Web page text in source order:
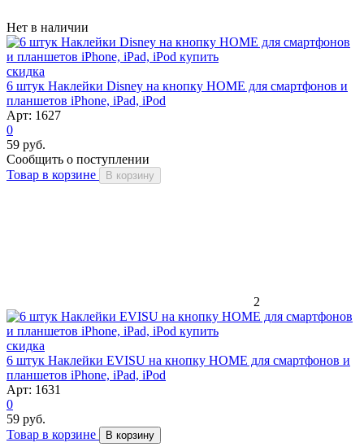
Нет в наличии
скидка
6 штук Наклейки Disney на кнопку HOME для смартфонов и
планшетов iPhone, iPad, iPod
Арт: 1627
0
59 руб.
Сообщить о поступлении
Товар в корзине
В корзину
2
скидка
6 штук Наклейки EVISU на кнопку HOME для смартфонов и
планшетов iPhone, iPad, iPod
Арт: 1631
0
59 руб.
Товар в корзине
В корзину